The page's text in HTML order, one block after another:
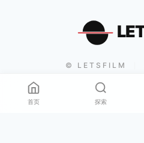
© LETSFILM
首页 探索